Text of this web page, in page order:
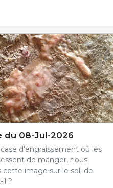
du 08-Jul-2026
d'engraissement où les
de manger, nous
cette image sur le sol; de
il ?